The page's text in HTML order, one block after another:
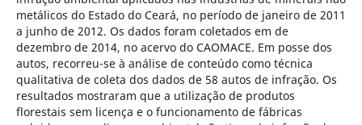
metálicos do Estado do Ceará, no período de janeiro de 2011
a junho de 2012. Os dados foram coletados em de
dezembro de 2014, no acervo do CAOMACE. Em posse dos
autos, recorreu-se à análise de conteúdo como técnica
qualitativa de coleta dos dados de 58 autos de infração. Os
resultados mostraram que a utilização de produtos
florestais sem licença e o funcionamento de fábricas